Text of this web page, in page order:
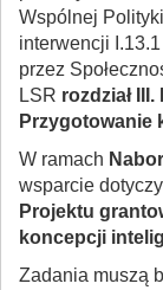
Wspólnej
interwencji
przez
LSR rozdział
Przygotowanie
W ramach
wsparcie dotyczy
Projektu
koncepcji
Zadania muszą